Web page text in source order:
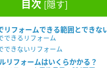
目次 [隠す]
リフォームできる範囲とできな
できるリフォーム
できないリフォーム
リフォームはいくらかかる？